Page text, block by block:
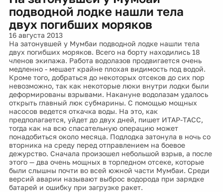
подводной лодке нашли тела
двух погибших моряков
16 августа 2013
На затонувшей у Мумбаи подводной лодке нашли тела
двух погибших моряков. Всего на борту находились 18
членов экипажа. Работа водолазов продвигается очень
медленно - мешает крайне плохая видимость под водой.
Кроме того, добраться до некоторых отсеков до сих пор
невозможно, так как некоторые люки внутри лодки были
деформированы взрывами. Накануне водолазам удалось
открыть главный люк субмарины. С помощью мощных
насосов ведется откачка воды. На это, как
предполагается, уйдет до двух дней, пишет ИТАР-ТАСС,
тогда как на всю спасательную операцию может
понадобиться около месяца. Подлодка затонула в ночь со
вторника на среду перед отправлением на боевое
дежурство. Сначала произошел небольшой взрыв, а после
этого — два очень мощных в торпедном отсеке, которые
были слышны почти во всей южной части Мумбаи. Среди
версий аварии называют выброс водорода при зарядке
батарей и ошибку при загрузке ракет.